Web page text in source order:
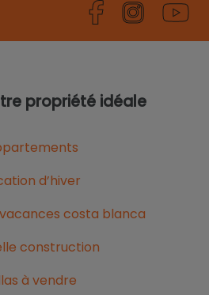
propriété idéale
d’hiver
costa blanca
construction
à vendre